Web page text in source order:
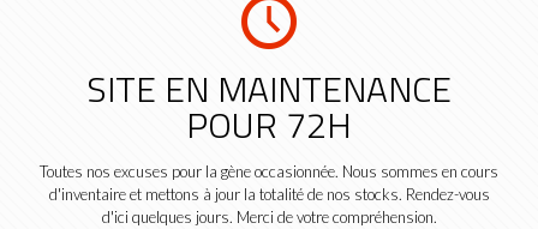
SITE EN MAINTENANCE
POUR 72H
Toutes nos excuses pour la gène occasionnée. Nous sommes en cours
d'inventaire et mettons à jour la totalité de nos stocks. Rendez-vous
d'ici quelques jours. Merci de votre compréhension.